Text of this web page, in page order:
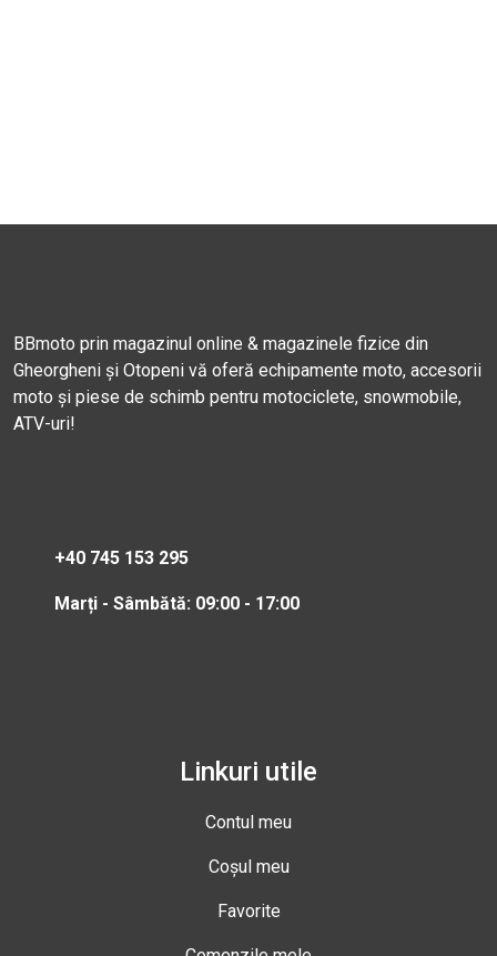
BBmoto prin magazinul online & magazinele fizice din
Gheorgheni și Otopeni vă oferă echipamente moto, accesorii
moto și piese de schimb pentru motociclete, snowmobile,
ATV-uri!
+40 745 153 295
Marți - Sâmbătă: 09:00 - 17:00
Linkuri utile
Contul meu
Coșul meu
Favorite